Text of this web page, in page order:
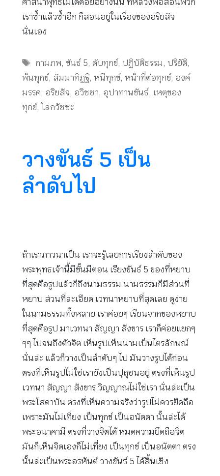
เราซ้ำแล้วซ้ำอีก ก็สอนอยู่ในเรื่องของอริยสัจ
นั่นเอง
Tags
กามภพ, ขันธ์ 5, ดับทุกข์, ปฏิบัติธรรม, ปริยัติ,
พ้นทุกข์, สัมมาทิฏฐิ, หนีทุกข์, หน้าที่ต่อทุกข์, องค์
มรรค, อริยสัจ, อวิชชา, อุปาทานขันธ์, เหตุของ
ทุกข์, โลกวัชชะ
วางขันธ์ 5 เป็น
ลำดับไป
ถ้าเราภาวนาเป็น เราจะรู้เลยการเรียงลำดับของ
พระพุทธเจ้านี้มีขั้นมีตอน เรียงขันธ์ 5 ของที่หยาบ
ที่สุดคือรูปแล้วก็ถึงนามธรรม นามธรรมก็มีส่วนที่
หยาบ ส่วนที่ละเอียด เวทนาหยาบที่สุดเลย ดูง่าย
ในนามธรรมทั้งหลาย เราค่อยๆ เรียนจากของหยาบ
ที่สุดคือรูป มาเวทนา สัญญา สังขาร เราก็ค่อยแยกๆ
ๆๆ ไปจนถึงตัวจิต เห็นรูปเห็นนามเป็นไตรลักษณ์
นั่นล่ะ แล้วก็วางเป็นลำดับๆ ไป มันวางรูปได้ก่อน
ตรงที่เห็นรูปไม่ใช่เรายังเป็นปุถุชนอยู่ ตรงที่เห็นรูป
เวทนา สัญญา สังขาร วิญญาณไม่ใช่เรา นั่นล่ะเป็น
พระโสดาบัน ตรงที่เห็นความจริงว่ารูปไม่ควรยึดถือ
เพราะมันไม่เที่ยง เป็นทุกข์ เป็นอนัตตา นั้นล่ะได้
พระอนาคามี ตรงที่วางจิตได้ หมดความยึดถือจิต
มันก็เห็นจิตเองก็ไม่เที่ยง เป็นทุกข์ เป็นอนัตตา ตรง
นั้นล่ะเป็นพระอรหันต์ วางขันธ์ 5 ได้สิ้นเชิง